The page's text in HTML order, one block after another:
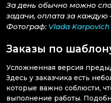
За день обычно можно
задачи, оплата за
Фотограф: Vlada Karpovich
Заказы по
Усложненная версия
Здесь у заказчика есть
которые важно соблюсти,
выполнение работы.